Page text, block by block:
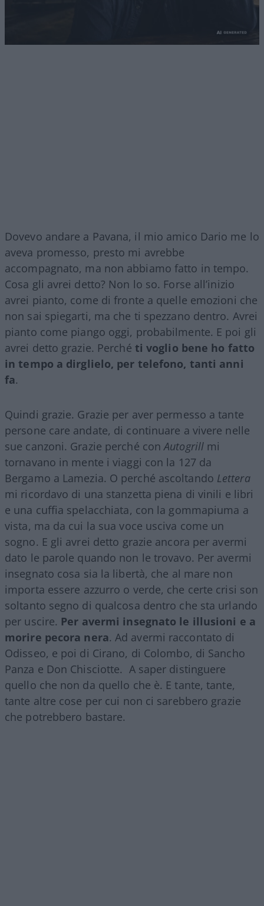
Dovevo andare a Pavana, il mio amico Dario me lo
aveva promesso, presto mi avrebbe
accompagnato, ma non abbiamo fatto in tempo.
Cosa gli avrei detto? Non lo so. Forse all’inizio
avrei pianto, come di fronte a quelle emozioni che
non sai spiegarti, ma che ti spezzano dentro. Avrei
pianto come piango oggi, probabilmente. E poi gli
avrei detto grazie. Perché ti voglio bene ho fatto
in tempo a dirglielo, per telefono, tanti anni
fa.
Quindi grazie. Grazie per aver permesso a tante
persone care andate, di continuare a vivere nelle
sue canzoni. Grazie perché conAutogrill mi
tornavano in mente i viaggi con la 127 da
Bergamo a Lamezia. O perché ascoltando Lettera
mi ricordavo di una stanzetta piena di vinili e libri
e una cuffia spelacchiata, con la gommapiuma a
vista, ma da cui la sua voce usciva come un
sogno. E gli avrei detto grazie ancora per avermi
dato le parole quando non le trovavo. Per avermi
insegnato cosa sia la libertà, che al mare non
importa essere azzurro o verde, che certe crisi son
soltanto segno di qualcosa dentro che sta urlando
per uscire. Per avermi insegnato le illusioni e a
morire pecora nera. Ad avermi raccontato di
Odisseo, e poi di Cirano, di Colombo, di Sancho
Panza e Don Chisciotte. A saper distinguere
quello che non da quello che è. E tante, tante,
tante altre cose per cui non ci sarebbero grazie
che potrebbero bastare.